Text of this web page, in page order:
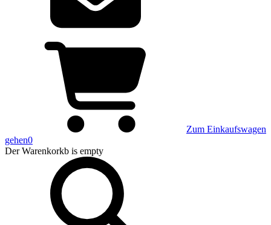
Zum Einkaufswagen
gehen0
Der Warenkorkb is empty